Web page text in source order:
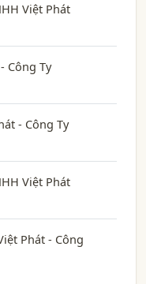
Việt Phát
Công Ty
- Công Ty
Việt Phát
Phát - Công